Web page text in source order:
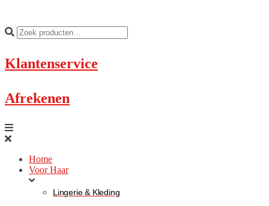
Klantenservice
Afrekenen
Home
Voor Haar
Lingerie & Kleding